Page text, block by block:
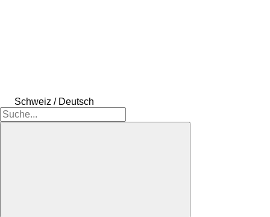
Schweiz / Deutsch